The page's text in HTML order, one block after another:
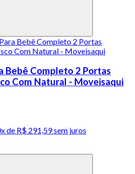
Bebê Completo 2 Portas
Com Natural - Moveisaqui
de R$ 291,59 sem juros